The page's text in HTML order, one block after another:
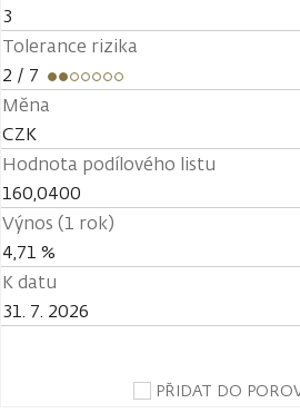
3
Tolerance rizika
2 / 7
Měna
CZK
Hodnota podílového listu
160,0400
Výnos (1 rok)
4,71 %
K datu
31. 7. 2026
PŘIDAT DO